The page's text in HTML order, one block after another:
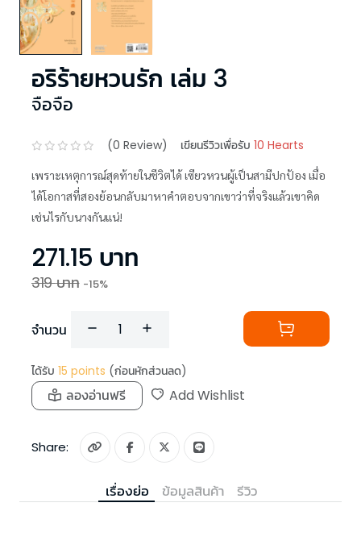
อริร้ายหวนรัก เล่ม 3
จือจือ
(0 Review) เขียนรีวิวเพื่อรับ 10 Hearts
เพราะเหตุการณ์สุดท้ายในชีวิตได้ เซียวหวนผู้เป็นสามีปกป้อง เมื่อ
ได้โอกาสที่สองย้อนกลับมาหาคำตอบจากเขาว่าที่จริงแล้วเขาคิด
เช่นไรกับนางกันแน่!
271.15 บาท
319บาท -15%
จำนวน
ได้รับ 15 points (ก่อนหักส่วนลด)
ลองอ่านฟรี Add Wishlist
Share:
เรื่องย่อ ข้อมูลสินค้า รีวิว